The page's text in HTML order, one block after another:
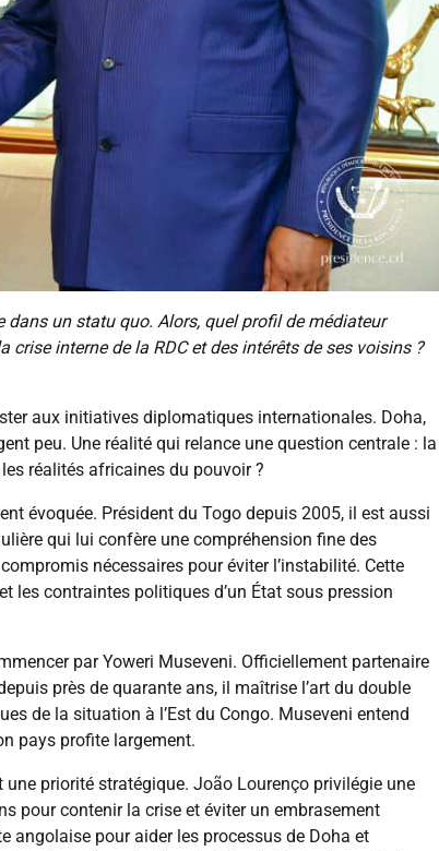
un statu quo. Alors, quel profil de médiateur
interne de la RDC et des intérêts de ses voisins ?
aux initiatives diplomatiques internationales. Doha,
peu. Une réalité qui relance une question centrale : la
réalités africaines du pouvoir ?
évoquée. Président du Togo depuis 2005, il est aussi
qui lui confère une compréhension fine des
nécessaires pour éviter l’instabilité. Cette
les contraintes politiques d’un État sous pression
par Yoweri Museveni. Officiellement partenaire
près de quarante ans, il maîtrise l’art du double
de la situation à l’Est du Congo. Museveni entend
pays profite largement.
priorité stratégique. João Lourenço privilégie une
pour contenir la crise et éviter un embrasement
angolaise pour aider les processus de Doha et